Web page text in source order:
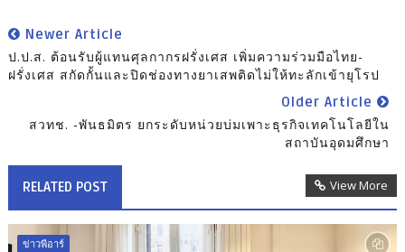
Newer Article
ป.ป.ส. ต้อนรับผู้แทนศุลกากรฝรั่งเศส เพิ่มความร่วมมือไทย-
ฝรั่งเศส สกัดกั้นและปิดช่องทางยาเสพติดไม่ให้ทะลักเข้ายุโรป
Older Article
สวทช. -พันธมิตร ยกระดับหน่วยบ่มเพาะธุรกิจเทคโนโลยีใน
สถาบันอุดมศึกษา
RELATED POST View More
ข่าวพีอาร์